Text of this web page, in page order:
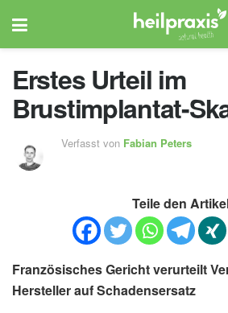
Erstes Urteil im
Brustimplantat-
Verfasst von Fabian Peters
Teile den
Französisches Gericht verurteilt
Hersteller auf Schadensersatz